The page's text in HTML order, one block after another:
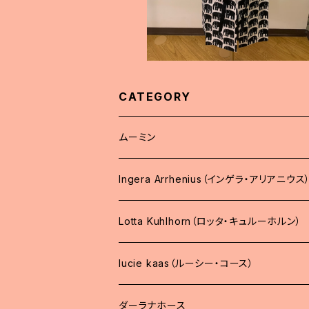
CATEGORY
ムーミン
Ingera Arrhenius（インゲラ・アリアニウス
Lotta Kuhlhorn（ロッタ・キュルーホルン）
lucie kaas（ルーシー・コース）
ダーラナホース